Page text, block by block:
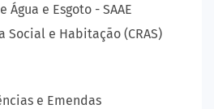
e Esgoto - SAAE
Social e Habitação (CRAS)
e Emendas